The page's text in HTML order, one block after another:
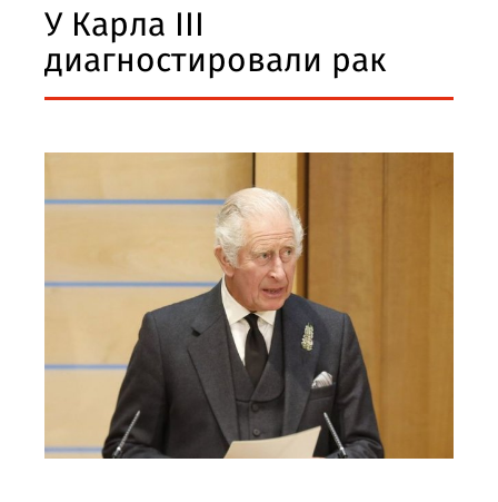
У Карла III
диагностировали рак